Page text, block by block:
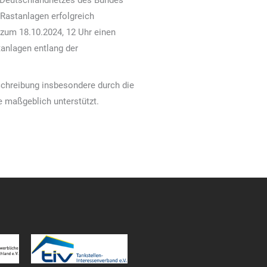
erfolgreich
18.10.2024, 12 Uhr einen
entlang der
insbesondere durch die
maßgeblich unterstützt.